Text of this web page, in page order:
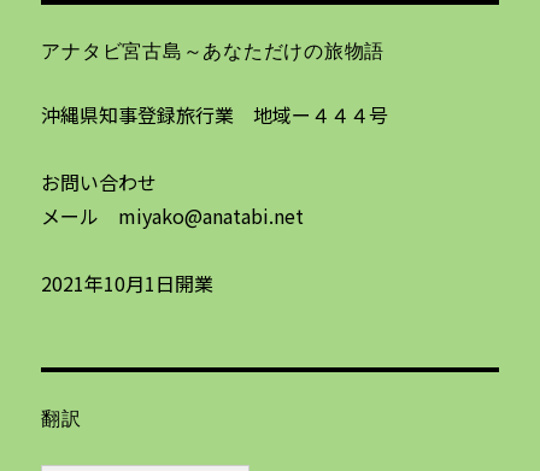
アナタビ宮古島～あなただけの旅物語
沖縄県知事登録旅行業 地域ー４４４号
お問い合わせ
メール miyako@anatabi.net
2021年10月1日開業
翻訳